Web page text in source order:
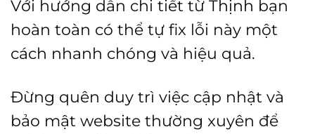
Với hướng dẫn chi tiết từ Thịnh bạn
hoàn toàn có thể tự fix lỗi này một
cách nhanh chóng và hiệu quả.
Đừng quên duy trì việc cập nhật và
bảo mật website thường xuyên để